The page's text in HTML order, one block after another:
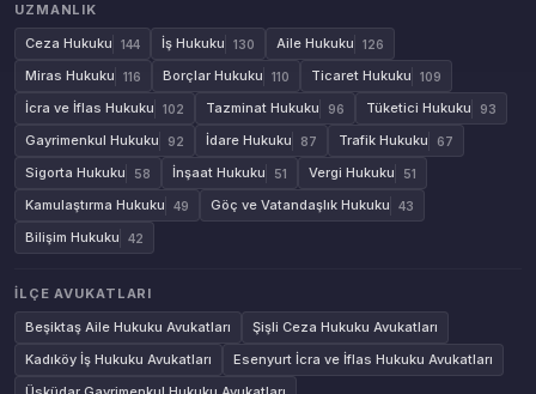
UZMANLIK
Ceza Hukuku
144 İş Hukuku 130 Aile Hukuku 126
Miras Hukuku 116 Borçlar Hukuku 110 Ticaret Hukuku 109
İcra ve İflas Hukuku 102 Tazminat Hukuku 96 Tüketici Hukuku 93
Gayrimenkul Hukuku 92 İdare Hukuku 87 Trafik Hukuku 67
Sigorta Hukuku 58 İnşaat Hukuku 51 Vergi Hukuku 51
Kamulaştırma Hukuku 49 Göç ve Vatandaşlık Hukuku 43
Bilişim Hukuku 42
İLÇE AVUKATLARI
Beşiktaş Aile Hukuku Avukatları
Şişli Ceza Hukuku Avukatları
Kadıköy İş Hukuku Avukatları
Esenyurt İcra ve İflas Hukuku Avukatları